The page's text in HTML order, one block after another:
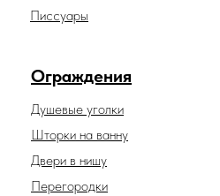
Ограждения
Душевые уголки
Шторки на ванну
Двери в нишу
Перегородки
Писсуары